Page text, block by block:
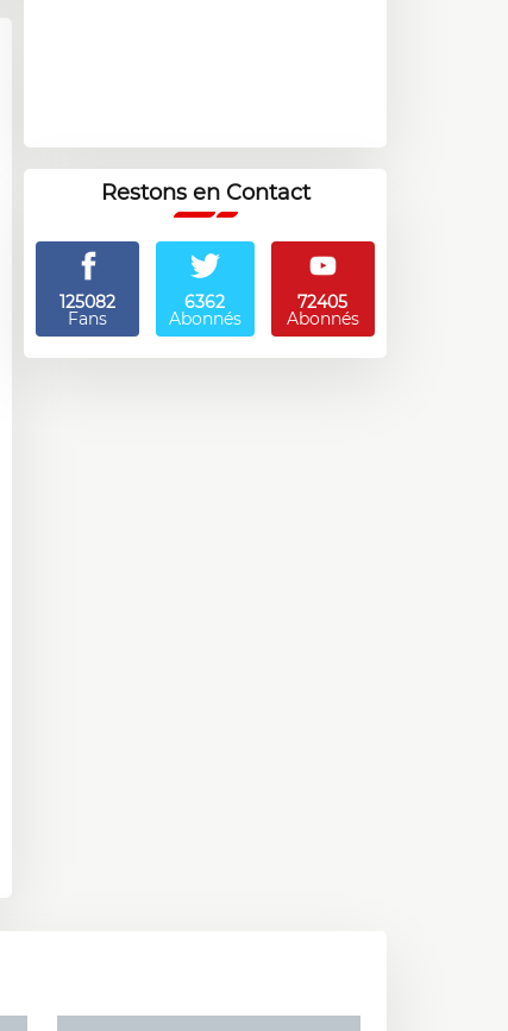
Restons en Contact
125082
Fans
6362
Abonnés
72405
Abonnés